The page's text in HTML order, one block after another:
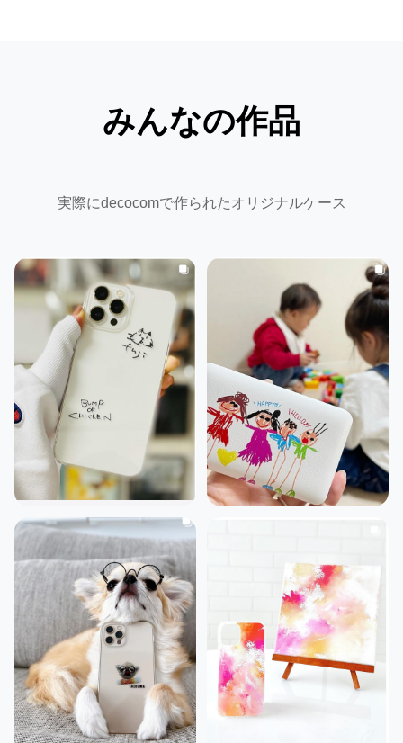
みんなの作品
実際にdecocomで作られたオリジナルケース